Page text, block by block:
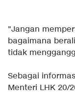
"Jangan
bagaimana
tidak
Sebagai
Menteri LHK 20/